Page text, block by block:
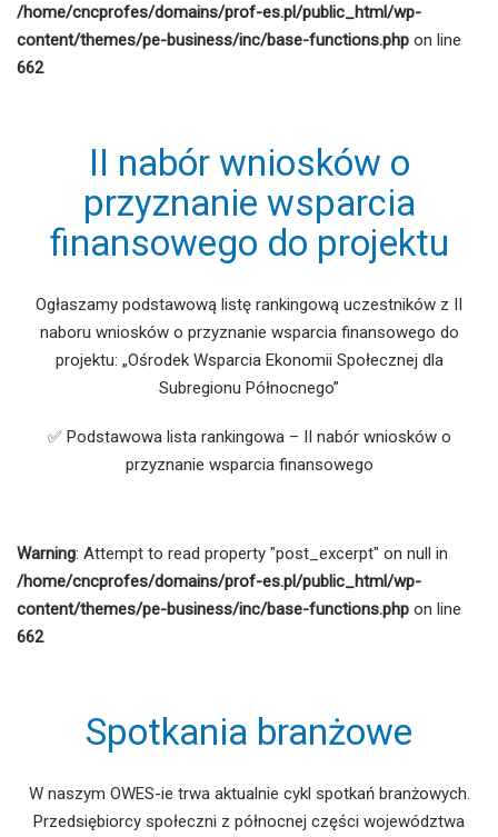
/home/cncprofes/domains/prof-es.pl/public_html/wp-
content/themes/pe-business/inc/base-functions.php on line
662
II nabór wniosków o
przyznanie wsparcia
finansowego do projektu
Ogłaszamy podstawową listę rankingową uczestników z II
naboru wniosków o przyznanie wsparcia finansowego do
projektu: „Ośrodek Wsparcia Ekonomii Społecznej dla
Subregionu Północnego”
✅ Podstawowa lista rankingowa – II nabór wniosków o
przyznanie wsparcia finansowego
Warning: Attempt to read property "post_excerpt" on null in
/home/cncprofes/domains/prof-es.pl/public_html/wp-
content/themes/pe-business/inc/base-functions.php on line
662
Spotkania branżowe
W naszym OWES-ie trwa aktualnie cykl spotkań branżowych.
Przedsiębiorcy społeczni z północnej części województwa